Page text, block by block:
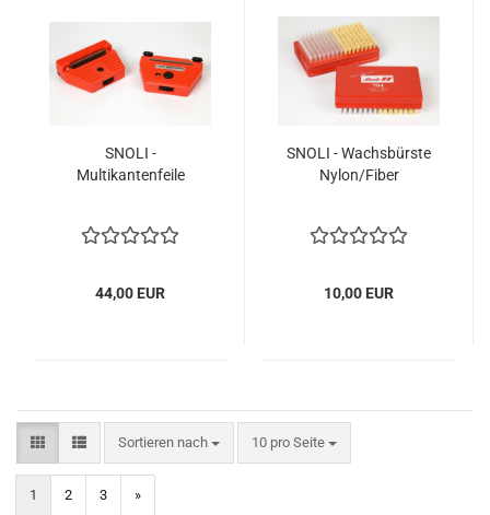
SNOLI -
Multikantenfeile
44,00 EUR
SNOLI - Wachsbürste
Nylon/Fiber
10,00 EUR
Sortieren nach
Sortieren nach 10 pro Seite
pro Seite
1 2 3 »